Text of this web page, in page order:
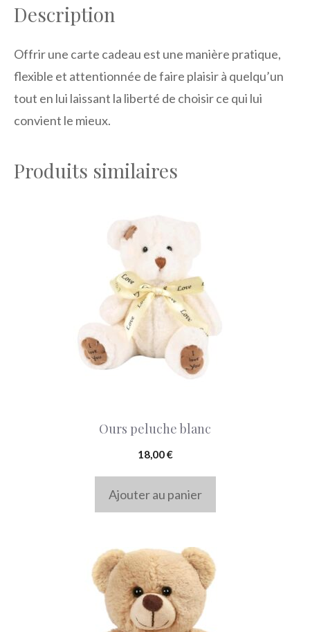
Description
Offrir une carte cadeau est une manière pratique,
flexible et attentionnée de faire plaisir à quelqu’un
tout en lui laissant la liberté de choisir ce qui lui
convient le mieux.
Produits similaires
Ours peluche blanc
18,00€
Ajouter au panier